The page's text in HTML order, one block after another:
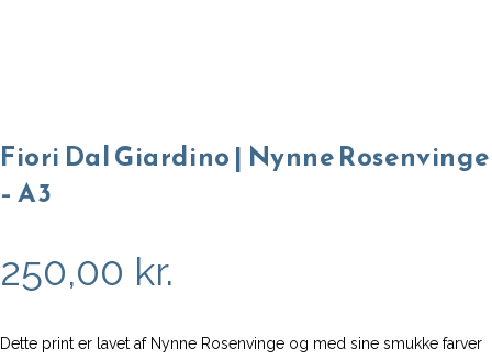
Fiori Dal Giardino | Nynne Rosenvinge
– A3
250,00 kr.
Dette print er lavet af Nynne Rosenvinge og med sine smukke farver